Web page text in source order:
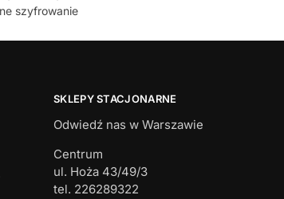
szyfrowanie
SKLEPY STACJONARNE
Odwiedź nas w Warszawie
Centrum
ul. Hoża 43/49/3
tel. 226289322